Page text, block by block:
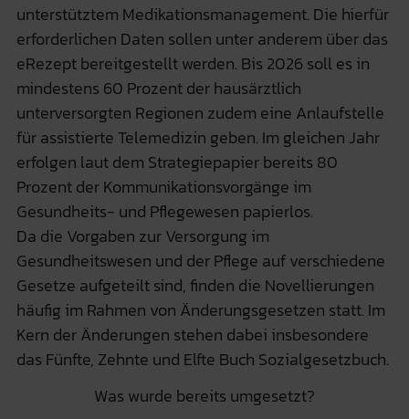
unterstütztem Medikationsmanagement. Die hierfür
erforderlichen Daten sollen unter anderem über das
eRezept bereitgestellt werden. Bis 2026 soll es in
mindestens 60 Prozent der hausärztlich
unterversorgten Regionen zudem eine Anlaufstelle
für assistierte Telemedizin geben. Im gleichen Jahr
erfolgen laut dem Strategiepapier bereits 80
Prozent der Kommunikationsvorgänge im
Gesundheits- und Pflegewesen papierlos.
Da die Vorgaben zur Versorgung im
Gesundheitswesen und der Pflege auf verschiedene
Gesetze aufgeteilt sind, finden die Novellierungen
häufig im Rahmen von Änderungsgesetzen statt. Im
Kern der Änderungen stehen dabei insbesondere
das Fünfte, Zehnte und Elfte Buch Sozialgesetzbuch.
Was wurde bereits umgesetzt?